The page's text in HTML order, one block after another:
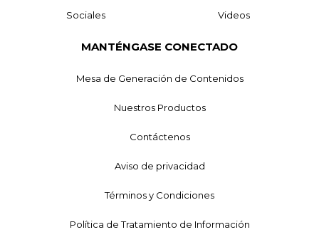
Sociales Videos
MANTÉNGASE CONECTADO
Mesa de Generación de Contenidos
Nuestros Productos
Contáctenos
Aviso de privacidad
Términos y Condiciones
Política de Tratamiento de Información